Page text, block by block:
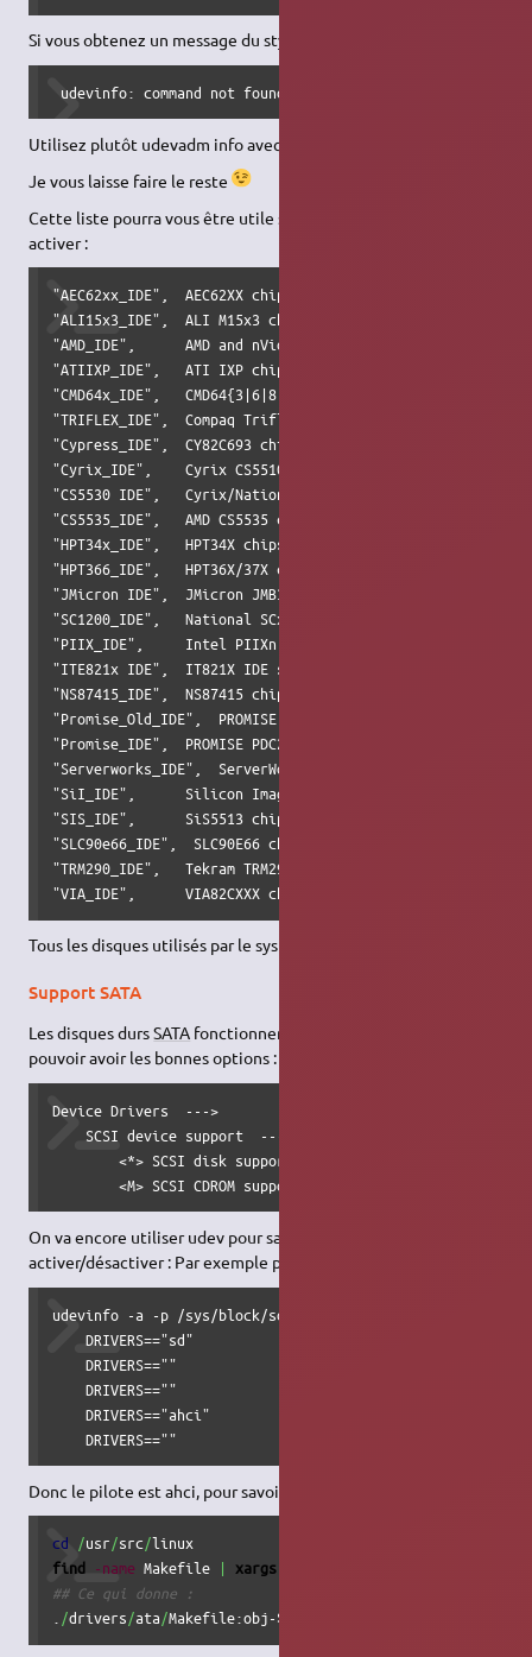
Si vous obtenez un message du style :
udevinfo: command not found
Utilisez plutôt udevadm info avec les mêmes options.
Je vous laisse faire le reste
Cette liste pourra vous être utile si vous avez d'autres disques à
activer :
"AEC62xx_IDE",  AEC62XX chipset support
"ALI15x3_IDE",  ALI M15x3 chipset support
"AMD_IDE",      AMD and nVidia IDE support
"ATIIXP_IDE",   ATI IXP chipset IDE support
"CMD64x_IDE",   CMD64{3|6|8|9} chipset support
"TRIFLEX_IDE",  Compaq Triflex IDE support
"Cypress_IDE",  CY82C693 chipset support
"Cyrix_IDE",    Cyrix CS5510/20 MediaGX chipset support
"CS5530 IDE",   Cyrix/National Semiconductor CS5530
"CS5535_IDE",   AMD CS5535 chipset support
"HPT34x_IDE",   HPT34X chipset support
"HPT366_IDE",   HPT36X/37X chipset support
"JMicron IDE",  JMicron JMB36x support
"SC1200_IDE",   National SCx200 chipset support
"PIIX_IDE",     Intel PIIXn chipsets support
"ITE821x IDE",  IT821X IDE support
"NS87415_IDE",  NS87415 chipset support
"Promise_Old_IDE",  PROMISE PDC202{46|62|65|67} support
"Promise_IDE",  PROMISE PDC202{68|69|70|71|75|76|77}
"Serverworks_IDE",  ServerWorks OSB4/CSB5/CSB6 chipsets
"SiI_IDE",      Silicon Image chipset support
"SIS_IDE",      SiS5513 chipset support
"SLC90e66_IDE",  SLC90E66 chipset support
"TRM290_IDE",   Tekram TRM290 chipset support
"VIA_IDE",      VIA82CXXX chipset support
Tous les disques utilisés par le système doivent être en dur !
Support SATA
Les disques dursSATA fonctionnent avec le pilote SCSI. Pour
pouvoir avoir les bonnes options :
Device Drivers  --->
    SCSI device support  --->
        <*> SCSI disk support
        <M> SCSI CDROM support
On va encore utiliser udev pour savoir quels pilotes
activer/désactiver : Par exemple pour /dev/sda :
udevinfo -a -p /sys/block/sda | grep -i DRIVERS
    DRIVERS=="sd"
    DRIVERS==""
    DRIVERS==""
    DRIVERS=="ahci"
    DRIVERS==""
Donc le pilote est ahci, pour savoir quelle option activer :
cd /usr/src/
find -name Makefile | xargs
## Ce qui donne :
./drivers/ata/Makefile:obj-$